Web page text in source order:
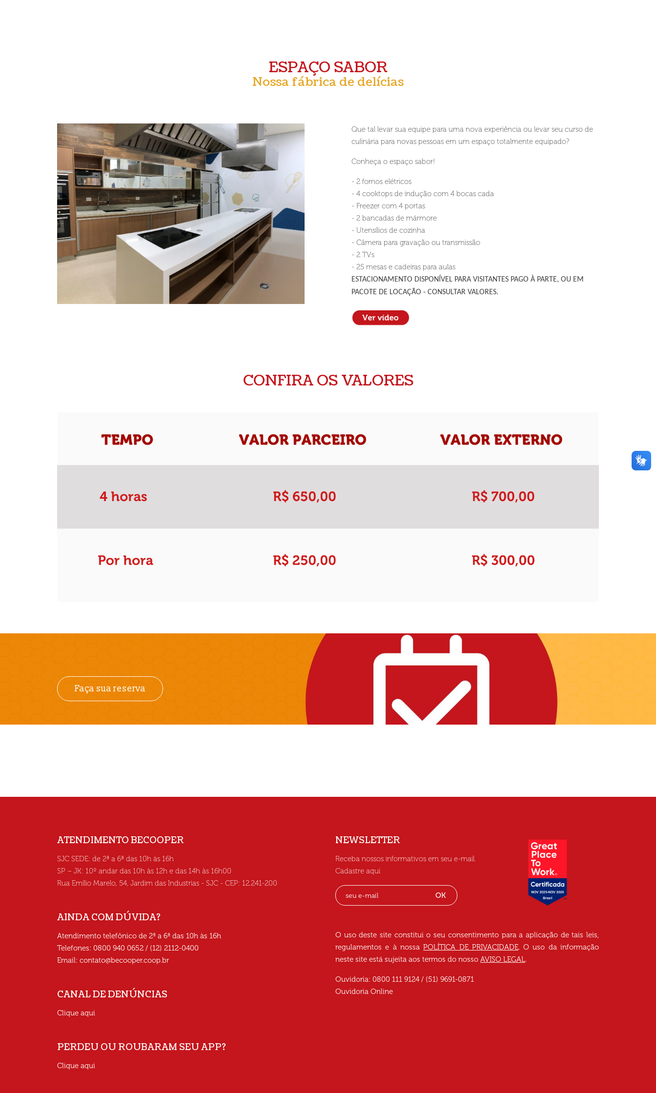
ESPAÇO SABOR
Nossa fábrica de delícias
Que tal levar sua equipe para uma nova experiência ou levar seu curso de
culinária para novas pessoas em um espaço totalmente equipado?
Conheça o espaço sabor!
- 2 fornos elétricos
- 4 cooktops de indução com 4 bocas cada
- Freezer com 4 portas
- 2 bancadas de mármore
- Utensílios de cozinha
- Câmera para gravação ou transmissão
- 2 TVs
- 25 mesas e cadeiras para aulas
ESTACIONAMENTO DISPONÍVEL PARA VISITANTES PAGO À PARTE, OU EM
PACOTE DE LOCAÇÃO - CONSULTAR VALORES.
CONFIRA OS VALORES
Faça sua reserva
ATENDIMENTO BECOOPER
SJC SEDE: de 2ª a 6ª das 10h às 16h
SP – JK: 10º andar das 10h às 12h e das 14h às 16h00
Rua Emílio Marelo, 54, Jardim das Industrias - SJC - CEP: 12.241-200
AINDA COM DÚVIDA?
Atendimento telefônico de 2ª a 6ª das 10h às 16h
Telefones: 0800 940 0652 / (12) 2112-0400
Email: contato@becooper.coop.br
CANAL DE DENÚNCIAS
Clique aqui
PERDEU OU ROUBARAM SEU APP?
Clique aqui
NEWSLETTER
Receba nossos informativos em seu e-mail.
Cadastre aqui
OK
O uso deste site constitui o seu consentimento para a aplicação de tais leis,
regulamentos e à nossaPOLÍTICA DE PRIVACIDADE. O uso da informação
neste site está sujeita aos termos do nosso AVISO LEGAL.
Ouvidoria: 0800 111 9124 / (51) 9691-0871
Ouvidoria Online